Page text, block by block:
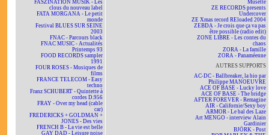
FASZINATION MUSIK - Les
clous du nouveau label
FATA MORGANA - Le petit
monde
Festival BLUES SUR SEINE
2003
FNAC - Parcours black
FNAC MUSIC - Actualités
Printemps 93
FOOD RECORDS sampler
1991
FOUR ROSES - Musiques de
films
FRANCE TELECOM - Easy
techno
Franz SCHUBERT - Quintette à
cordes D.956
FRAY - Over my head (cable
car)
FREDERICKS + GOLDMAN +
JONES - Des vies
FRENCH B - La vie est belle
GAY DAD - Leisure noise
Musette
ZE RECORDS presents
Undercover
ZE Xmas record REloaded 2004
ZEBDA - Je crois que ça va pas
être possible (radio edit)
ZONE LIBRE - Les contes du
chaos
ZORA - La famille
ZORA - Panaméenne
AUTRES SUPPORTS
AC-DC - Ballbreaker, la bio par
Philippe MANOEUVRE
ACE OF BASE - Lucky love
ACE OF BASE - The bridge
AFTER FOREVER - Remagine
AIR - Californie/Sexy boy
ARMOR - Le bal des Laze
Art MENGO - interview Alain
Gardinier
BJÖRK - Post